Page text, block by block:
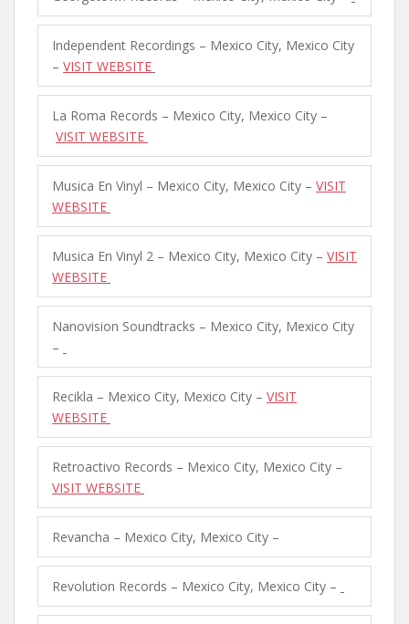
Independent Recordings – Mexico City, Mexico City
– VISIT WEBSITE
La Roma Records – Mexico City, Mexico City –
VISIT WEBSITE
Musica En Vinyl – Mexico City, Mexico City – VISIT
WEBSITE
Musica En Vinyl 2 – Mexico City, Mexico City – VISIT
WEBSITE
Nanovision Soundtracks – Mexico City, Mexico City
–
Recikla – Mexico City, Mexico City – VISIT
WEBSITE
Retroactivo Records – Mexico City, Mexico City –
VISIT WEBSITE
Revancha – Mexico City, Mexico City –
Revolution Records – Mexico City, Mexico City –